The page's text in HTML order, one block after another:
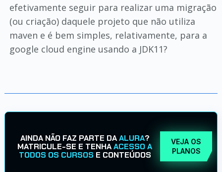
efetivamente seguir para realizar uma migração
(ou criação) daquele projeto que não utiliza
maven e é bem simples, relativamente, para a
google cloud engine usando a JDK11?
AINDA NÃO FAZ PARTE DAALURA?
MATRICULE-SE E TENHAACESSO A
TODOS OS CURSOS E CONTEÚDOS
VEJA OS
PLANOS